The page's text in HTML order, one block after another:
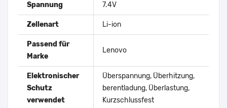
Spannung 7.4V
Zellenart Li-ion
Passend für
Marke
Lenovo
Elektronischer
Schutz
verwendet
Überspannung, Überhitzung,
berentladung, Überlastung,
Kurzschlussfest